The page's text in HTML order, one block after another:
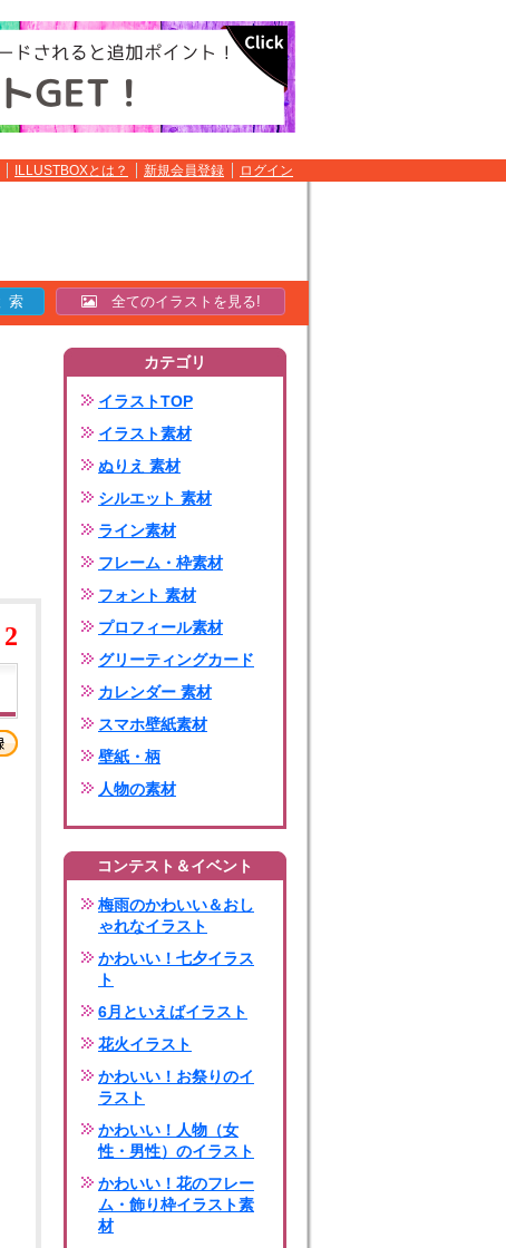
ILLUSTBOXとは？ 新規会員登録 ログイン
全てのイラストを見る!
2
カテゴリ
イラストTOP
イラスト素材
ぬりえ 素材
シルエット 素材
ライン素材
フレーム・枠素材
フォント 素材
プロフィール素材
グリーティングカード
カレンダー 素材
スマホ壁紙素材
壁紙・柄
人物の素材
コンテスト＆イベント
梅雨のかわいい＆おし
ゃれなイラスト
かわいい！七夕イラス
ト
6月といえばイラスト
花火イラスト
かわいい！お祭りのイ
ラスト
かわいい！人物（女
性・男性）のイラスト
かわいい！花のフレー
ム・飾り枠イラスト素
材